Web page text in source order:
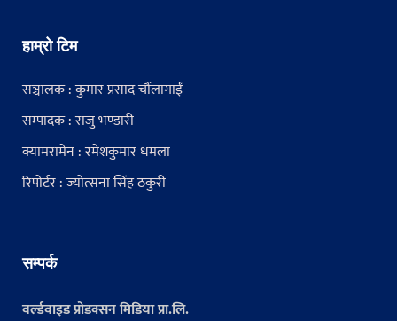
हाम्रो टिम
सञ्चालक : कुमार प्रसाद चौंलागाईं
सम्पादक : राजु भण्डारी
क्यामरामेन : रमेशकुमार धमला
रिपोर्टर : ज्योत्सना सिंह ठकुरी
सम्पर्क
वर्ल्डवाइड प्रोडक्सन मिडिया प्रा.लि.